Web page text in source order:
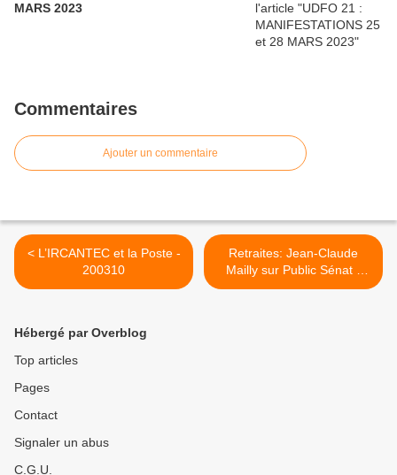
MARS 2023
Commentaires
Ajouter un commentaire
< L’IRCANTEC et la Poste -
200310
Retraites: Jean-Claude
Mailly sur Public Sénat -
230310 >
Hébergé par Overblog
Top articles
Pages
Contact
Signaler un abus
C.G.U.